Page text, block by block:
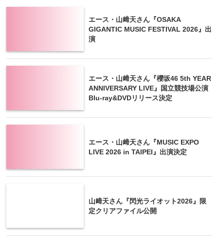
エース・山﨑天さん『OSAKA
GIGANTIC MUSIC FESTIVAL 2026』出
演
エース・山﨑天さん『櫻坂46 5th YEAR
ANNIVERSARY LIVE』国立競技場公演
Blu-ray&DVDリリース決定
エース・山﨑天さん『MUSIC EXPO
LIVE 2026 in TAIPEI』出演決定
山﨑天さん『閃光ライオット2026』限
定クリアファイル公開